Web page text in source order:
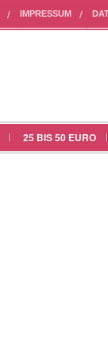
IMPRESSUM
25 BIS 50 EURO